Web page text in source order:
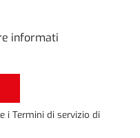
informati
e i Termini di servizio di